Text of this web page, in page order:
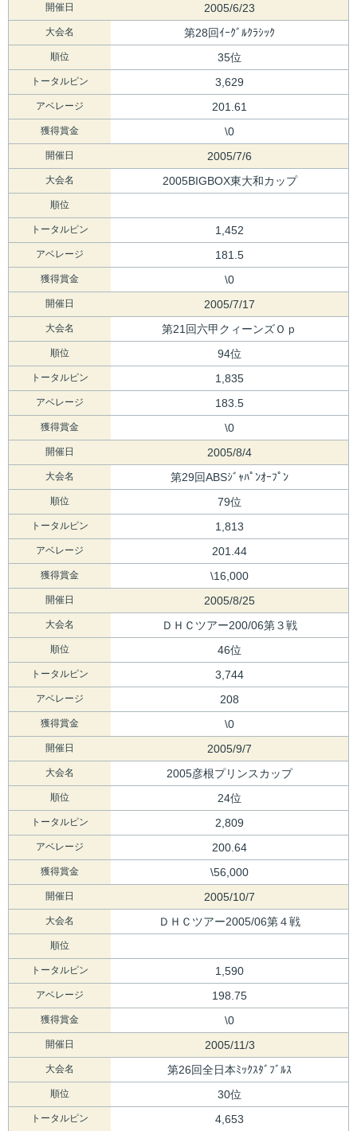
開催日 2005/6/23
大会名 第28回ｲｰｸﾞﾙｸﾗｼｯｸ
順位 35位
トータルピン 3,629
アベレージ 201.61
獲得賞金 \0
開催日 2005/7/6
大会名 2005BIGBOX東大和カップ
順位
トータルピン 1,452
アベレージ 181.5
獲得賞金 \0
開催日 2005/7/17
大会名 第21回六甲クィーンズＯｐ
順位 94位
トータルピン 1,835
アベレージ 183.5
獲得賞金 \0
開催日 2005/8/4
大会名 第29回ABSｼﾞｬﾊﾟﾝｵｰﾌﾟﾝ
順位 79位
トータルピン 1,813
アベレージ 201.44
獲得賞金 \16,000
開催日 2005/8/25
大会名 ＤＨＣツアー200/06第３戦
順位 46位
トータルピン 3,744
アベレージ 208
獲得賞金 \0
開催日 2005/9/7
大会名 2005彦根プリンスカップ
順位 24位
トータルピン 2,809
アベレージ 200.64
獲得賞金 \56,000
開催日 2005/10/7
大会名 ＤＨＣツアー2005/06第４戦
順位
トータルピン 1,590
アベレージ 198.75
獲得賞金 \0
開催日 2005/11/3
大会名 第26回全日本ﾐｯｸｽﾀﾞﾌﾞﾙｽ
順位 30位
トータルピン 4,653